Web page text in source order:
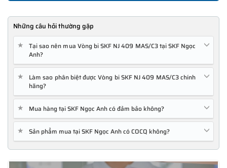
Những câu hỏi thường gặp
★
Tại sao nên mua Vòng bi SKF NJ 409 MAS/C3 tại SKF Ngọc
Anh?
★
Làm sao phân biệt được Vòng bi SKF NJ 409 MAS/C3 chính
hãng?
★ Mua hàng tại SKF Ngọc Anh có đảm bảo không?
★ Sản phẩm mua tại SKF Ngọc Anh có COCQ không?